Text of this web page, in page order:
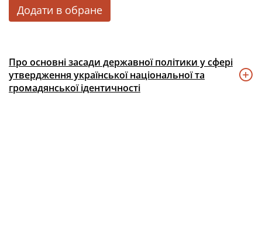
Додати в обране
Про основні засади державної політики у сфері
утвердження української національної та
громадянської ідентичності